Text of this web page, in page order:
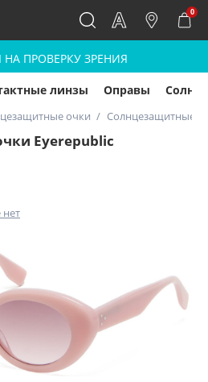
0
НА ПРОВЕРКУ ЗРЕНИЯ
линзы Оправы
очки Солнцезащитные
Eyerepublic